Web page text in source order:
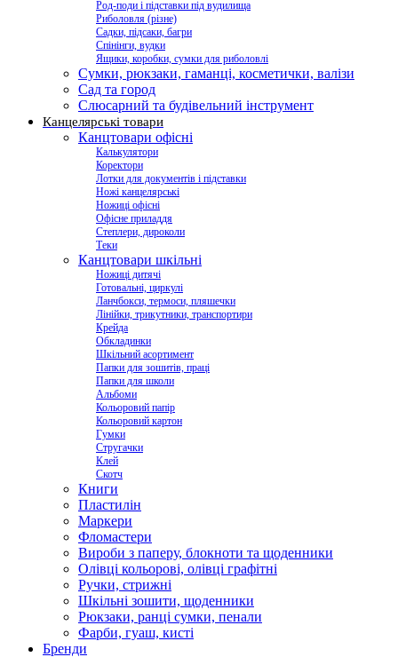
Род-поди і підставки під вудилища
Риболовля (різне)
Садки, підсаки, багри
Спінінги, вудки
Ящики, коробки, сумки для риболовлі
Сумки, рюкзаки, гаманці, косметички, валізи
Сад та город
Слюсарний та будівельний інструмент
Канцелярські товари
Канцтовари офісні
Калькулятори
Коректори
Лотки для документів і підставки
Ножі канцелярські
Ножиці офісні
Офісне приладдя
Степлери, дироколи
Теки
Канцтовари шкільні
Ножиці дитячі
Готовальні, циркулі
Ланчбокси, термоси, пляшечки
Лінійки, трикутники, транспортири
Крейда
Обкладинки
Шкільний асортимент
Папки для зошитів, праці
Папки для школи
Альбоми
Кольоровий папір
Кольоровий картон
Гумки
Стругачки
Клей
Скотч
Книги
Пластилін
Маркери
Фломастери
Вироби з паперу, блокноти та щоденники
Олівці кольорові, олівці графітні
Ручки, стрижні
Шкільні зошити, щоденники
Рюкзаки, ранці сумки, пенали
Фарби, гуаш, кисті
Бренди